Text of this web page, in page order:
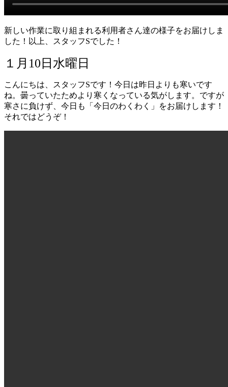
新しい作業に取り組まれる利用者さん達の様子をお届けしま
した！以上、スタッフSでした！
１月10日水曜日
こんにちは、スタッフSです！今日は昨日よりも寒いです
ね。曇っていたためより寒くなっている気がします。ですが
寒さに負けず、今日も「今日のわくわく」をお届けします！
それではどうぞ！